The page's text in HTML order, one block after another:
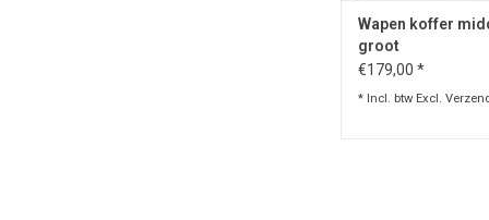
Wapen koffer
groot
€179,00 *
* Incl. btw Excl.